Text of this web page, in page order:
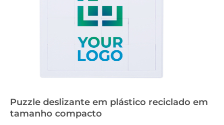
Puzzle deslizante em plástico reciclado em
tamanho compacto